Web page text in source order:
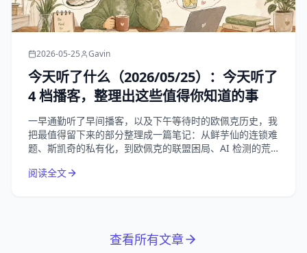
2026-05-25 Gavin
今天听了什么（2026/05/25）：今天听了
4 档播客，整理出这些值得你知道的事
一早通勤听了早间播客，以及下午等待时的欧佩克历史，我
把最值得留下来的部分整理成一篇笔记：从鲜芋仙的连锁难
题、斯凯奇的私有化，到欧佩克的联盟困局、AI 检测的荒
阅读全文
查看所有文章